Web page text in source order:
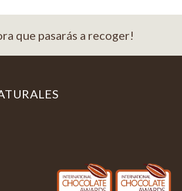
que pasarás a recoger!